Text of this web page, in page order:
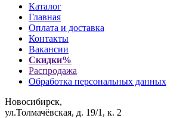
Каталог
Главная
Оплата и доставка
Контакты
Вакансии
Скидки%
Распродажа
Обработка персональных данных
Новосибирск,
ул.Толмачёвская, д. 19/1, к. 2